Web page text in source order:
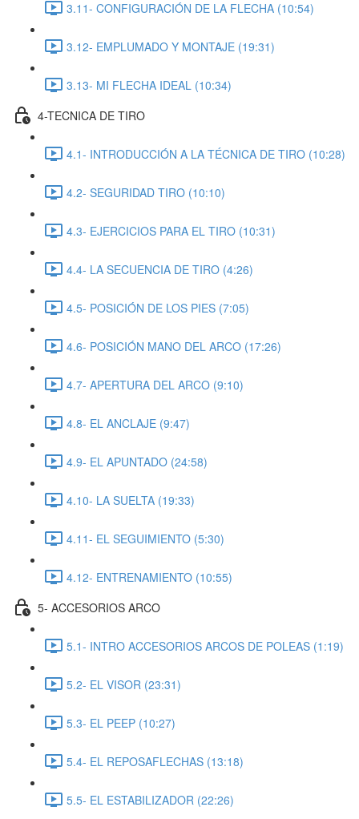
3.11- CONFIGURACIÓN DE LA FLECHA (10:54)
3.12- EMPLUMADO Y MONTAJE (19:31)
3.13- MI FLECHA IDEAL (10:34)
4-TECNICA DE TIRO
4.1- INTRODUCCIÓN A LA TÉCNICA DE TIRO (10:28)
4.2- SEGURIDAD TIRO (10:10)
4.3- EJERCICIOS PARA EL TIRO (10:31)
4.4- LA SECUENCIA DE TIRO (4:26)
4.5- POSICIÓN DE LOS PIES (7:05)
4.6- POSICIÓN MANO DEL ARCO (17:26)
4.7- APERTURA DEL ARCO (9:10)
4.8- EL ANCLAJE (9:47)
4.9- EL APUNTADO (24:58)
4.10- LA SUELTA (19:33)
4.11- EL SEGUIMIENTO (5:30)
4.12- ENTRENAMIENTO (10:55)
5- ACCESORIOS ARCO
5.1- INTRO ACCESORIOS ARCOS DE POLEAS (1:19)
5.2- EL VISOR (23:31)
5.3- EL PEEP (10:27)
5.4- EL REPOSAFLECHAS (13:18)
5.5- EL ESTABILIZADOR (22:26)